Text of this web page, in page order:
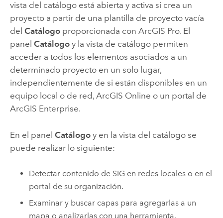
vista del catálogo está abierta y activa si crea un
proyecto a partir de una plantilla de proyecto vacía
del Catálogoproporcionada con ArcGIS Pro. El
panel Catálogoy la vista de catálogo permiten
acceder a todos los elementos asociados a un
determinado proyecto en un solo lugar,
independientemente de si están disponibles en un
equipo local o de red, ArcGIS Online o un portal de
ArcGIS Enterprise.
En el panel Catálogoy en la vista del catálogo se
puede realizar lo siguiente:
Detectar contenido de SIG en redes locales o en el
portal de su organización.
Examinar y buscar capas para agregarlas a un
mapa o analizarlas con una herramienta.